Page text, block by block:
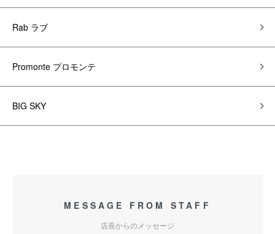
Rab ラブ
Promonte プロモンテ
BIG SKY
MESSAGE FROM STAFF
店長からのメッセージ